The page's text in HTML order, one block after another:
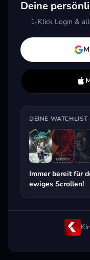
Aktuell im Trend
Beliebt beim
Deine
1-Klick Login &
DEINE WATCHLIST
Immer bereit für
ewiges Scrollen!